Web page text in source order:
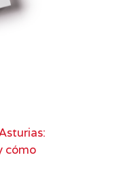
cómo